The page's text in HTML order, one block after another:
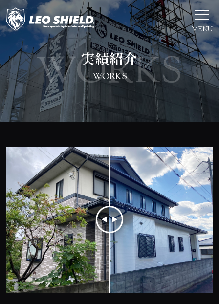
MENU
実績紹介
WORKS